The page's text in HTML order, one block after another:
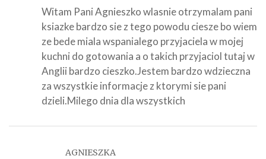
Witam Pani Agnieszko wlasnie otrzymalam pani
ksiazke bardzo sie z tego powodu ciesze bo wiem
ze bede miala wspanialego przyjaciela w mojej
kuchni do gotowania a o takich przyjaciol tutaj w
Anglii bardzo cieszko.Jestem bardzo wdzieczna
za wszystkie informacje z ktorymi sie pani
dzieli.Milego dnia dla wszystkich
AGNIESZKA